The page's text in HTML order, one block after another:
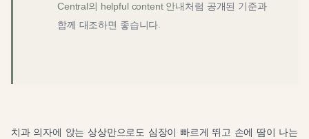
Central의 helpful content 안내처럼 공개된 기준과
함께 대조하면 좋습니다.
치과 의자에 앉는 상상만으로도 심장이 빠르게 뛰고 손에 땀이 나는